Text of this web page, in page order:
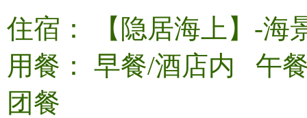
住宿： 【隐居海上】-海
用餐： 早餐/酒店内
团餐